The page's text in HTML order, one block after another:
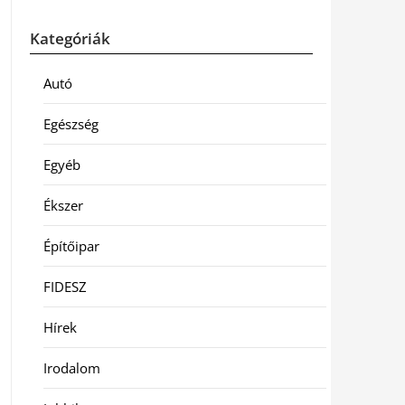
Kategóriák
Autó
Egészség
Egyéb
Ékszer
Építőipar
FIDESZ
Hírek
Irodalom